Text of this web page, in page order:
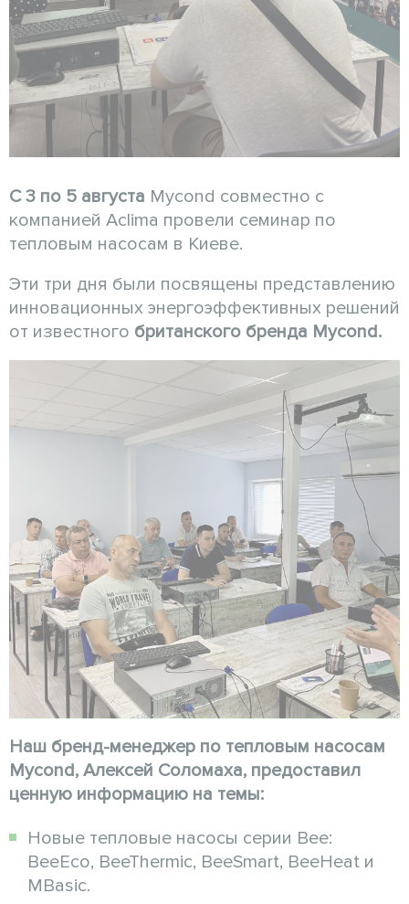
С 3 по 5 августа Mycond совместно с
компанией Aclima провели семинар по
тепловым насосам в Киеве.
Эти три дня были посвящены представлению
инновационных энергоэффективных решений
от известного британского бренда Mycond.
Наш бренд-менеджер по тепловым насосам
Mycond, Алексей Соломаха, предоставил
ценную информацию на темы:
Новые тепловые насосы серии Bee:
BeeEco, BeeThermic, BeeSmart, BeeHeat и
MBasic.